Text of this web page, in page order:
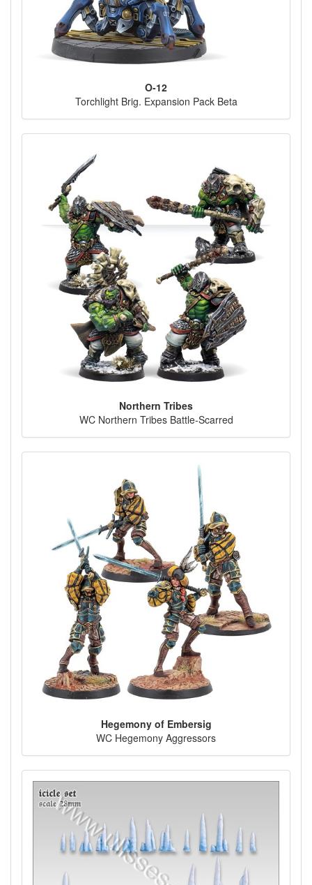
O-12
Torchlight Brig. Expansion Pack Beta
Northern Tribes
WC Northern Tribes Battle-Scarred
Hegemony of Embersig
WC Hegemony Aggressors